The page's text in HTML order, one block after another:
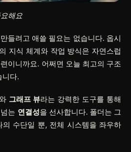
해요
들려고 애쓸 필요는 없습니다. 옵시
지식 체계와 작업 방식은 자연스럽
이니까요. 어쩌면 오늘 최고의 구조
니다.
그래프 뷰라는 강력한 도구를 통해
는 연결성을 선사합니다. 폴더는 그
수단일 뿐, 전체 시스템을 좌우하